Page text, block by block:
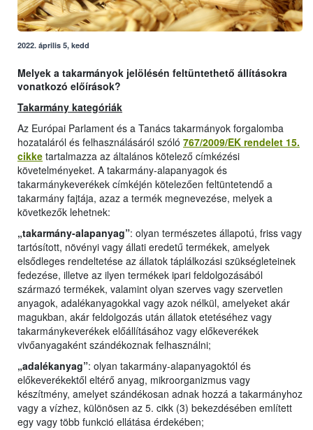
2022. április 5, kedd
Melyek a takarmányok jelölésén feltüntethető állításokra
vonatkozó előírások?
Takarmány kategóriák
Az Európai Parlament és a Tanács takarmányok forgalomba
hozataláról és felhasználásáról szóló 767/2009/EK rendelet 15.
cikke tartalmazza az általános kötelező címkézési
követelményeket. A takarmány-alapanyagok és
takarmánykeverékek címkéjén kötelezően feltüntetendő a
takarmány fajtája, azaz a termék megnevezése, melyek a
következők lehetnek:
„takarmány-alapanyag”: olyan természetes állapotú, friss vagy
tartósított, növényi vagy állati eredetű termékek, amelyek
elsődleges rendeltetése az állatok táplálkozási szükségleteinek
fedezése, illetve az ilyen termékek ipari feldolgozásából
származó termékek, valamint olyan szerves vagy szervetlen
anyagok, adalékanyagokkal vagy azok nélkül, amelyeket akár
magukban, akár feldolgozás után állatok etetéséhez vagy
takarmánykeverékek előállításához vagy előkeverékek
vivőanyagaként szándékoznak felhasználni;
„adalékanyag”: olyan takarmány-alapanyagoktól és
előkeverékektől eltérő anyag, mikroorganizmus vagy
készítmény, amelyet szándékosan adnak hozzá a takarmányhoz
vagy a vízhez, különösen az 5. cikk (3) bekezdésében említett
egy vagy több funkció ellátása érdekében;